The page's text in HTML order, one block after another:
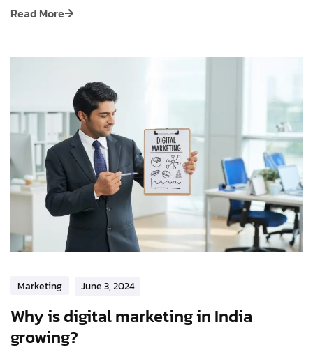
Read More
Marketing June 3, 2024
Why is digital marketing in India
growing?